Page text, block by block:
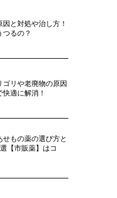
と対処や治し方！
つるの？
ゴリや老廃物の原因
快適に解消！
せもの薬の選び方と
【市販薬】はコ